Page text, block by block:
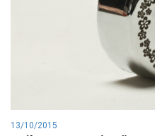
13/10/2015